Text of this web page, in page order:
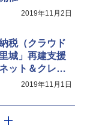
ルベージュ
2019年11月2日
税（クラウド
城」再建支援
ット＆クレジ
2019年11月1日